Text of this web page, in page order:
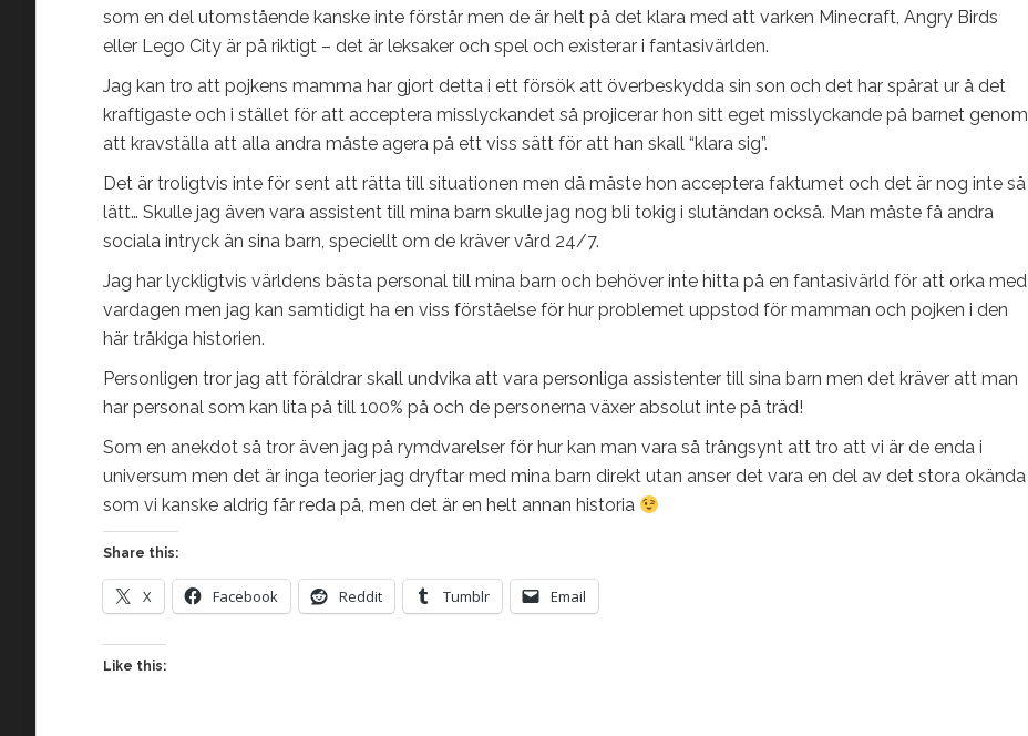
som en del utomstående kanske inte förstår men de är helt på det klara med att varken Minecraft, Angry Birds
eller Lego City är på riktigt – det är leksaker och spel och existerar i fantasivärlden.
Jag kan tro att pojkens mamma har gjort detta i ett försök att överbeskydda sin son och det har spårat ur å det
kraftigaste och i stället för att acceptera misslyckandet så projicerar hon sitt eget misslyckande på barnet genom
att kravställa att alla andra måste agera på ett viss sätt för att han skall “klara sig”.
Det är troligtvis inte för sent att rätta till situationen men då måste hon acceptera faktumet och det är nog inte så
lätt… Skulle jag även vara assistent till mina barn skulle jag nog bli tokig i slutändan också. Man måste få andra
sociala intryck än sina barn, speciellt om de kräver vård 24/7.
Jag har lyckligtvis världens bästa personal till mina barn och behöver inte hitta på en fantasivärld för att orka med
vardagen men jag kan samtidigt ha en viss förståelse för hur problemet uppstod för mamman och pojken i den
här tråkiga historien.
Personligen tror jag att föräldrar skall undvika att vara personliga assistenter till sina barn men det kräver att man
har personal som kan lita på till 100% på och de personerna växer absolut inte på träd!
Som en anekdot så tror även jag på rymdvarelser för hur kan man vara så trångsynt att tro att vi är de enda i
universum men det är inga teorier jag dryftar med mina barn direkt utan anser det vara en del av det stora okända
som vi kanske aldrig får reda på, men det är en helt annan historia
Share this:
X Facebook Reddit Tumblr Email
Like this: